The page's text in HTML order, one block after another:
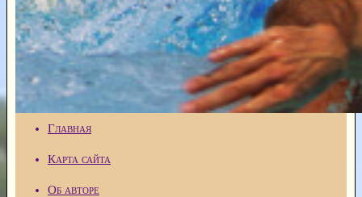
Главная
Карта сайта
Об авторе